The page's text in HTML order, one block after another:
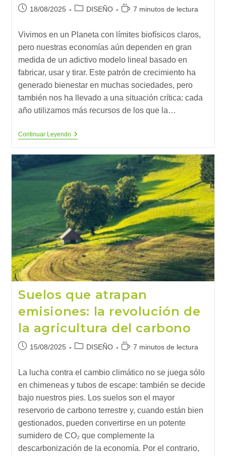
Publicación
entrada:
18/08/2025
Categoría
entrada:
DISEÑO
Tiempo7 minutos de lectura
Vivimos en un Planeta con límites biofísicos claros,
pero nuestras economías aún dependen en gran
medida de un adictivo modelo lineal basado en
fabricar, usar y tirar. Este patrón de crecimiento ha
generado bienestar en muchas sociedades, pero
también nos ha llevado a una situación crítica: cada
año utilizamos más recursos de los que la…
Continuar LeyendoEl
La
Economía
Circular:
Prosperar
Sin
Agotar
El
Planeta
Suelos que atrapan
emisiones: la revolución de
la agricultura del carbono
Publicación
la
entrada:
15/08/2025
Categoría
entrada:
DISEÑO
Tiempo
lectura:
7 minutos de lectura
La lucha contra el cambio climático no se juega sólo
en chimeneas y tubos de escape: también se decide
bajo nuestros pies. Los suelos son el mayor
reservorio de carbono terrestre y, cuando están bien
gestionados, pueden convertirse en un potente
sumidero de CO₂ que complemente la
descarbonización de la economía. Por el contrario,